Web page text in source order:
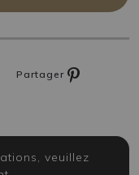
Partager
veuillez